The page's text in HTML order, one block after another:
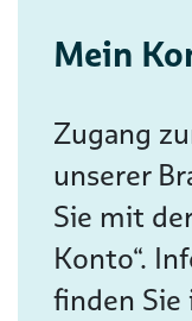
Mein
Zugang
unserer
Sie mit
Konto“.
finden Sie